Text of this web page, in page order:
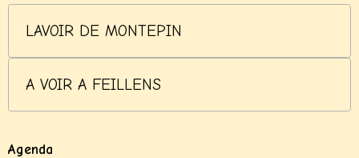
LAVOIR DE MONTEPIN
A VOIR A FEILLENS
Agenda